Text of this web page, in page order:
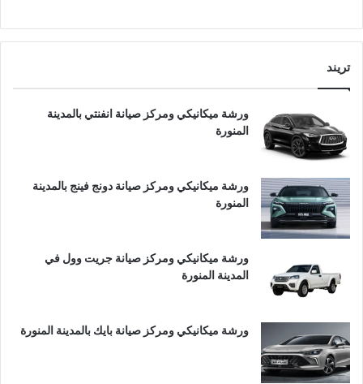
تريند
ورشة ميكانيكي ومركز صيانة انفنتي بالمدينة
المنورة
ورشة ميكانيكي ومركز صيانة دونج فينج بالمدينة
المنورة
ورشة ميكانيكي ومركز صيانة جريت وول في
المدينة المنورة
ورشة ميكانيكي ومركز صيانة بايك بالمدينة المنورة